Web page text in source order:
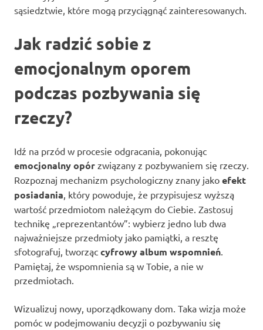
sąsiedztwie, które mogą przyciągnąć zainteresowanych.
Jak radzić sobie z
emocjonalnym oporem
podczas pozbywania się
rzeczy?
Idź na przód w procesie odgracania, pokonując
emocjonalny opór związany z pozbywaniem się rzeczy.
Rozpoznaj mechanizm psychologiczny znany jako efekt
posiadania , który powoduje, że przypisujesz wyższą
wartość przedmiotom należącym do Ciebie. Zastosuj
technikę „reprezentantów”: wybierz jedno lub dwa
najważniejsze przedmioty jako pamiątki, a resztę
sfotografuj, tworząc cyfrowy album wspomnień
Pamiętaj, że wspomnienia są w Tobie, a nie w
przedmiotach.
Wizualizuj nowy, uporządkowany dom. Taka wizja może
pomóc w podejmowaniu decyzji o pozbywaniu się